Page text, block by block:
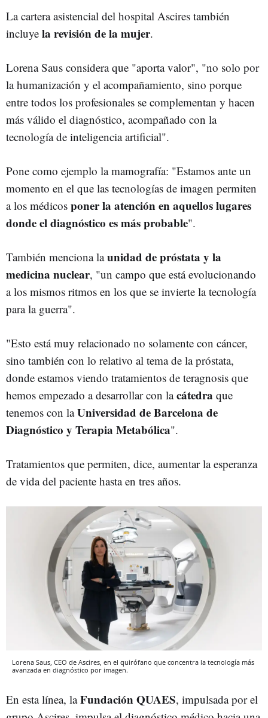
La cartera asistencial del hospital Ascires también
incluye la revisión de la mujer.
Lorena Saus considera que "aporta valor", "no solo por
la humanización y el acompañamiento, sino porque
entre todos los profesionales se complementan y hacen
más válido el diagnóstico, acompañado con la
tecnología de inteligencia artificial".
Pone como ejemplo la mamografía: "Estamos ante un
momento en el que las tecnologías de imagen permiten
a los médicos poner la atención en aquellos lugares
donde el diagnóstico es más probable".
También menciona launidad de próstata y la
medicina nuclear, "un campo que está evolucionando
a los mismos ritmos en los que se invierte la tecnología
para la guerra".
"Esto está muy relacionado no solamente con cáncer,
sino también con lo relativo al tema de la próstata,
donde estamos viendo tratamientos de teragnosis que
hemos empezado a desarrollar con lacátedra que
tenemos con laUniversidad de Barcelona de
Diagnóstico y Terapia Metabólica".
Tratamientos que permiten, dice, aumentar la esperanza
de vida del paciente hasta en tres años.
Lorena Saus, CEO de Ascires, en el quirófano que concentra la tecnología más
avanzada en diagnóstico por imagen.
En esta línea, laFundación QUAES, impulsada por el